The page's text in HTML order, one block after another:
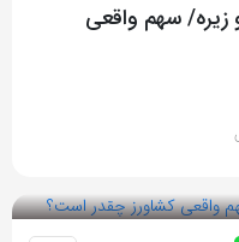
زیره/ سهم واقعی